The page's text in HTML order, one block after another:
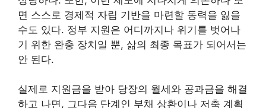
면 스스로 경제적 자립 기반을 마련할 동력을 잃을
수도 있다. 정부 지원은 어디까지나 위기를 벗어나
기 위한 완충 장치일 뿐, 삶의 최종 목표가 되어서는
안 된다.
실제로 지원금을 받아 당장의 월세와 공과금을 해결
하고 나면, 그다음 단계인 부채 상환이나 저축 계획